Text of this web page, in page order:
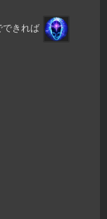
きれば